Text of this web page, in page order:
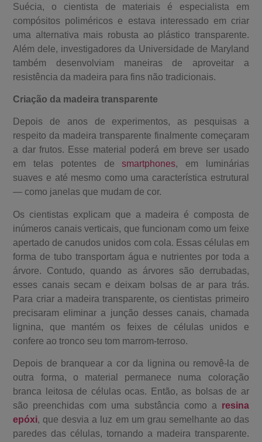
Suécia, o cientista de materiais é especialista em
compósitos poliméricos e estava interessado em criar
uma alternativa mais robusta ao plástico transparente.
Além dele, investigadores da Universidade de Maryland
também desenvolviam maneiras de aproveitar a
resistência da madeira para fins não tradicionais.
Criação da madeira transparente
Depois de anos de experimentos, as pesquisas a
respeito da madeira transparente finalmente começaram
a dar frutos. Esse material poderá em breve ser usado
em telas potentes desmartphones, em luminárias
suaves e até mesmo como uma característica estrutural
— como janelas que mudam de cor.
Os cientistas explicam que a madeira é composta de
inúmeros canais verticais, que funcionam como um feixe
apertado de canudos unidos com cola. Essas células em
forma de tubo transportam água e nutrientes por toda a
árvore. Contudo, quando as árvores são derrubadas,
esses canais secam e deixam bolsas de ar para trás.
Para criar a madeira transparente, os cientistas primeiro
precisaram eliminar a junção desses canais, chamada
lignina, que mantém os feixes de células unidos e
confere ao tronco seu tom marrom-terroso.
Depois de branquear a cor da lignina ou removê-la de
outra forma, o material permanece numa coloração
branca leitosa de células ocas. Então, as bolsas de ar
são preenchidas com uma substância como a resina
epóxi, que desvia a luz em um grau semelhante ao das
paredes das células, tornando a madeira transparente.